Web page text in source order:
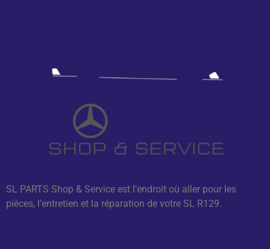
SL PARTS Shop & Service est l’endroit où aller pour les
pièces, l’entretien et la réparation de votre SL R129.